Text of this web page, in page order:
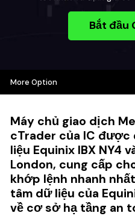
Bắt đầu
More Option
Máy chủ giao dịch
cTrader của IC
liệu Equinix IBX NY4
London, cung cấp
khớp lệnh nhanh
tâm dữ liệu của
về cơ sở hạ tầng an